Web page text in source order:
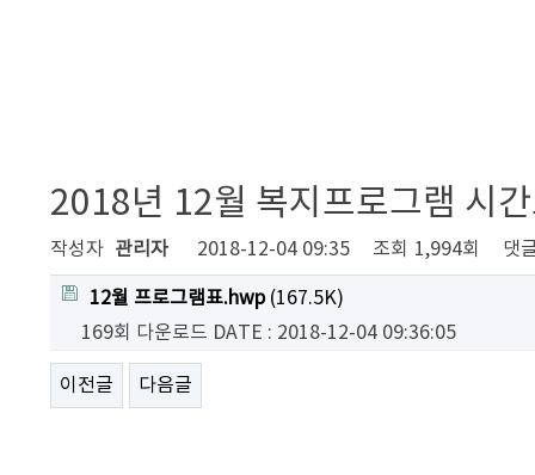
2018년 12월 복지프로그램 시
작성자 관리자 2018-12-04 09:35 조회 1,994회 댓
12월 프로그램표.hwp(167.5K)
169회 다운로드 DATE : 2018-12-04 09:36:05
이전글 다음글